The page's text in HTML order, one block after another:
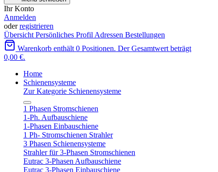
Ihr Konto
Anmelden
oderregistrieren
Übersicht Persönliches Profil Adressen Bestellungen
Warenkorb enthält 0 Positionen. Der Gesamtwert beträgt
0,00 €.
Home
Schienensysteme
Zur Kategorie Schienensysteme
1 Phasen Stromschienen
1-Ph. Aufbauschiene
1-Phasen Einbauschiene
1 Ph- Stromschienen Strahler
3 Phasen Schienensysteme
Strahler für 3-Phasen Stromschienen
Eutrac 3-Phasen Aufbauschiene
Eutrac 3-Phasen Einbauschiene